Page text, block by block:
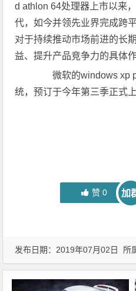
d athlon 64处理器上市以来
代，如今并领先业界完成跨
对于持续推动市场前进的长
益、提升产品竞争力的具体作
微软的windows xp
统，预订于今年第三季正式上
赞 0 加
发布日期：2019年07月02日 所